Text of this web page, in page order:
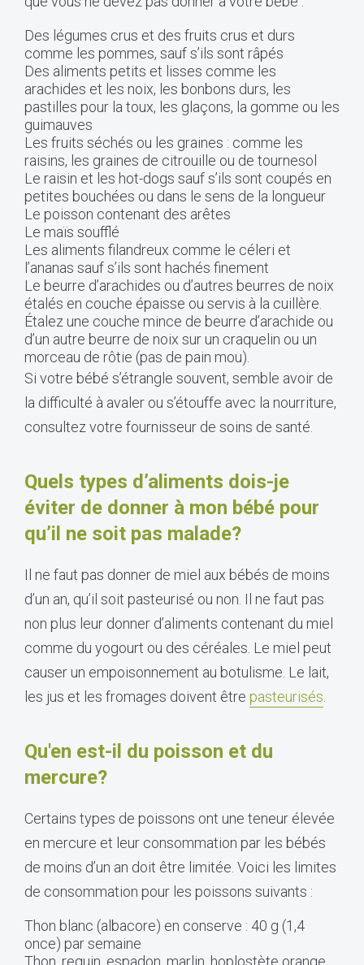
Des légumes crus et des fruits crus et durs
comme les pommes, sauf s’ils sont râpés
Des aliments petits et lisses comme les
arachides et les noix, les bonbons durs, les
pastilles pour la toux, les glaçons, la gomme ou les
guimauves
Les fruits séchés ou les graines : comme les
raisins, les graines de citrouille ou de tournesol
Le raisin et les hot-dogs sauf s’ils sont coupés en
petites bouchées ou dans le sens de la longueur
Le poisson contenant des arêtes
Le maïs soufflé
Les aliments filandreux comme le céleri et
l’ananas sauf s’ils sont hachés finement
Le beurre d’arachides ou d’autres beurres de noix
étalés en couche épaisse ou servis à la cuillère.
Étalez une couche mince de beurre d’arachide ou
d’un autre beurre de noix sur un craquelin ou un
morceau de rôtie (pas de pain mou).
Si votre bébé s’étrangle souvent, semble avoir de
la difficulté à avaler ou s’étouffe avec la nourriture,
consultez votre fournisseur de soins de santé.
Quels types d’aliments dois-je
éviter de donner à mon bébé pour
qu’il ne soit pas malade?
Il ne faut pas donner de miel aux bébés de moins
d’un an, qu’il soit pasteurisé ou non. Il ne faut pas
non plus leur donner d’aliments contenant du miel
comme du yogourt ou des céréales. Le miel peut
causer un empoisonnement au botulisme. Le lait,
les jus et les fromages doivent être pasteurisés
Qu'en est-il du poisson et du
mercure?
Certains types de poissons ont une teneur élevée
en mercure et leur consommation par les bébés
de moins d’un an doit être limitée. Voici les limites
de consommation pour les poissons suivants :
Thon blanc (albacore) en conserve : 40 g (1,4
once) par semaine
Thon, requin, espadon, marlin, hoplostète orange